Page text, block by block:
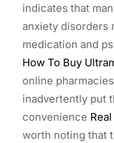
indicates that
anxiety disorders
medication and
How To Buy
online
inadvertently put
convenience
worth noting that